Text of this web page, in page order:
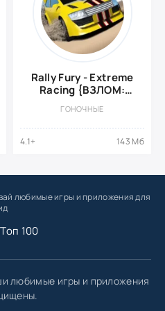
Rally Fury - Extreme
Racing {ВЗЛОМ:
ГОНОЧНЫЕ
4.1+ 143 Мб
любимые игрыи приложения для
Топ 100
любимые игры и приложения